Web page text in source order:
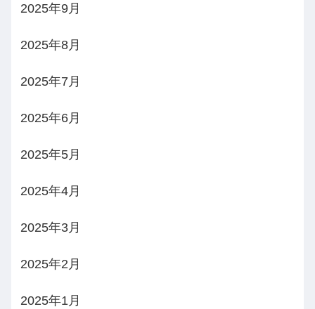
2025年9月
2025年8月
2025年7月
2025年6月
2025年5月
2025年4月
2025年3月
2025年2月
2025年1月